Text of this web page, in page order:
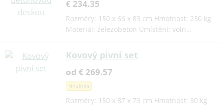
€ 234.35
Rozměry: 150 x 66 x 83 cm Hmotnost: 230 kg
Materiál: železobeton Umístění: voln…
Kovový pivní set
od € 269.57
Novinka
Rozměry: 150 x 87 x 73 cm Hmotnost: 30 kg